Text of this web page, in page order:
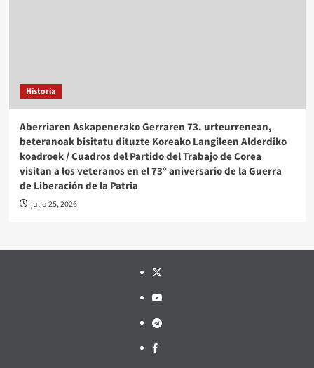
Historia
Aberriaren Askapenerako Gerraren 73. urteurrenean,
beteranoak bisitatu dituzte Koreako Langileen Alderdiko
koadroek / Cuadros del Partido del Trabajo de Corea
visitan a los veteranos en el 73º aniversario de la Guerra
de Liberación de la Patria
julio 25, 2026
Twitter
YouTube
Telegram
Facebook